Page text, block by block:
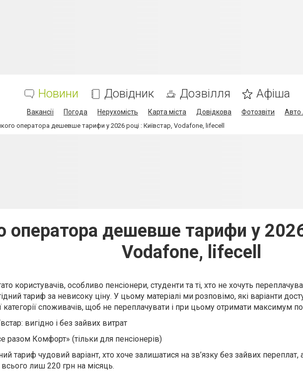
Новини Довідник Дозвілля Афіша
Вакансії Погода Нерухомість Карта міста Довідкова Фотозвіти Авто
оператора дешевше тарифи у 2026 році : Київстар, Vodafone, lifecell
оператора дешевше тарифи у
Vodafone, lifecell
користувачів, особливо пенсіонери, студенти та ті, хто не хочуть
тариф за невисоку ціну. У цьому матеріалі ми розповімо, які варіанти
категорії споживачів, щоб не переплачувати і при цьому отримати максимум
вигідно і без зайвих витрат
разом Комфорт» (тільки для пенсіонерів)
тариф чудовий варіант, хто хоче залишатися на зв’язку без зайвих
всього лиш 220 грн на місяць.